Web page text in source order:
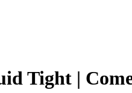
Tight |